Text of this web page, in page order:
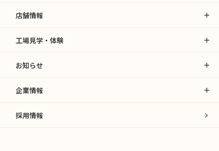
店舗情報
工場見学・体験
お知らせ
企業情報
採用情報